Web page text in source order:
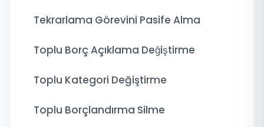
Tekrarlama Görevini Pasife Alma
Toplu Borç Açıklama Değiştirme
Toplu Kategori Değiştirme
Toplu Borçlandırma Silme